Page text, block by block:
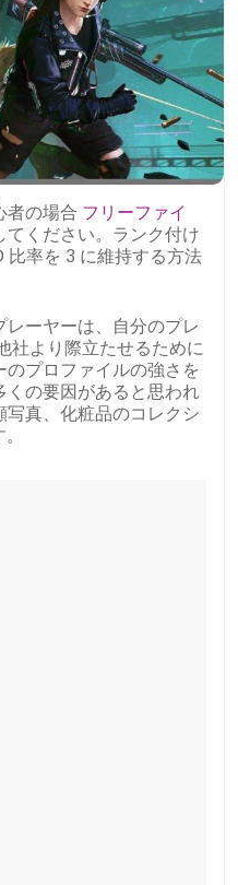
者の場合 フリーファイ
てください。ランク付け
比率を 3 に維持する方法
レーヤーは、自分のプレ
社より際立たせるために
プロファイルの強さを
くの要因があると思われ
写真、化粧品のコレクシ